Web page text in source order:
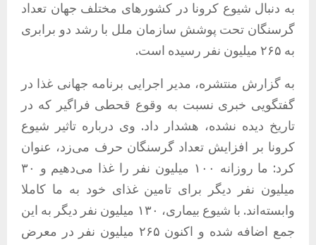
به دنبال شیوع کرونا در کشور‌های مختلف جهان تعداد
گرسنگان تحت پوشش سازمان ملل با رشد دو برابری
به ۲۶۵ میلیون نفر رسیده است.
به گزارش منتشره، مدیر اجرایی برنامه جهانی غذا در
گفتگویی خبری نسبت به وقوع قحطی فراگیر که در
تاریخ دیده نشده، هشدار داد. وی درباره تاثیر شیوع
کرونا بر افزایش تعداد گرسنگان حرف می‌زد، عنوان
کرد: ما روزانه ۱۰۰ میلیون نفر را غذا می‌دهیم و ۳۰
میلیون نفر دیگر برای تامین غذای خود به ما کاملا
وابسته‌اند. با شیوع بیماری، ۱۳۰ میلیون نفر دیگر به این
جمع اضافه شده و اکنون ۲۶۵ میلیون نفر در معرض